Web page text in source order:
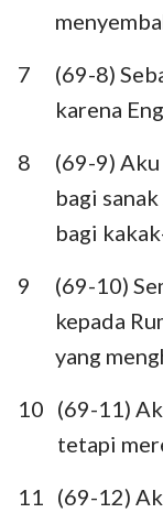
7
(69-8)
karena
8
(69-9)
bagi
bagi
9
(69-10)
kepada
yang
10 (69-11)
tetapi
11
(69-12)